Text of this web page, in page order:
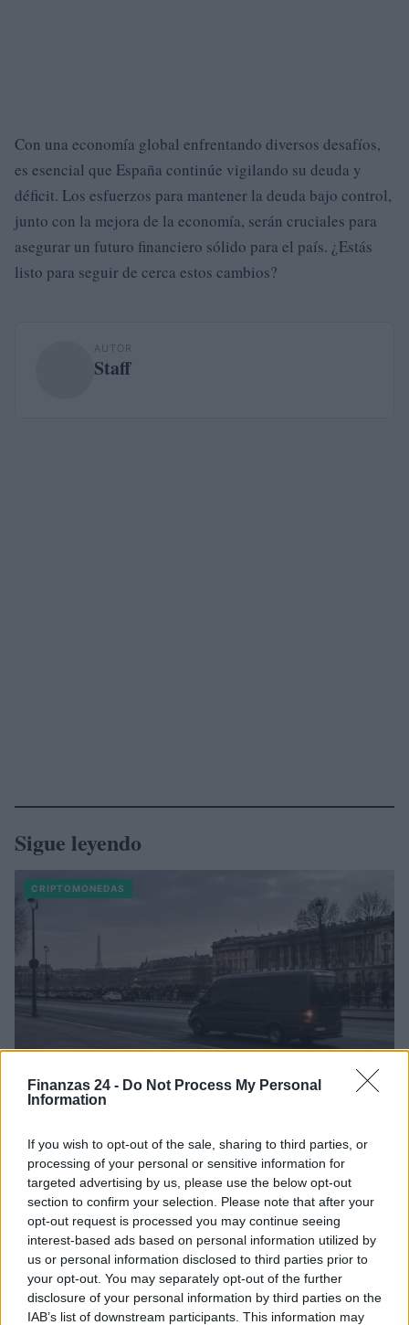
Finanzas 24 - Do Not Process My Personal
Information
If you wish to opt-out of the sale, sharing to third parties, or
processing of your personal or sensitive information for
targeted advertising by us, please use the below opt-out
section to confirm your selection. Please note that after your
opt-out request is processed you may continue seeing
interest-based ads based on personal information utilized by
us or personal information disclosed to third parties prior to
your opt-out. You may separately opt-out of the further
disclosure of your personal information by third parties on the
IAB’s list of downstream participants. This information may
Con una economía global enfrentando diversos desafíos,
es esencial que España continúe vigilando su deuda y
déficit. Los esfuerzos para mantener la deuda bajo control,
junto con la mejora de la economía, serán cruciales para
asegurar un futuro financiero sólido para el país. ¿Estás
listo para seguir de cerca estos cambios?
AUTOR
Staff
Sigue leyendo
CRIPTOMONEDAS
Francia se convierte en el epicentro de los robos violentos de
criptomonedas
Diego Martín · 9 Ago 2026
CRIPTOMONEDAS